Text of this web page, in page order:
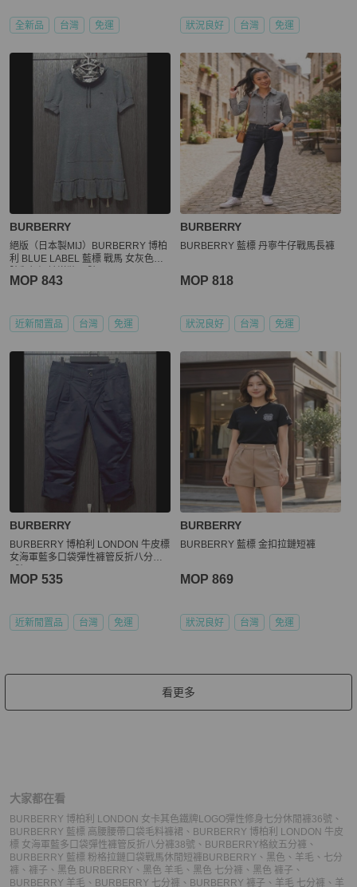
全新品 台灣 免運 狀況良好 台灣 免運
BURBERRY
絕版（日本製MIJ）BURBERRY 博柏
利 BLUE LABEL 藍標 戰馬 女灰色圍
MOP 843
近新閒置品 台灣 免運
BURBERRY
BURBERRY 藍標 丹寧牛仔戰馬長褲
MOP 818
狀況良好 台灣 免運
BURBERRY
BURBERRY 博柏利 LONDON 牛皮標
女海軍藍多口袋彈性褲管反折八分褲3
MOP 535
近新閒置品 台灣 免運
BURBERRY
BURBERRY 藍標 金扣拉鏈短褲
MOP 869
狀況良好 台灣 免運
看更多
大家都在看
BURBERRY 博柏利 LONDON 女卡其色鐵牌LOGO彈性修身七分休閒褲36號 、
BURBERRY 藍標 高腰腰帶口袋毛料褲裙 、 BURBERRY 博柏利 LONDON 牛皮
標 女海軍藍多口袋彈性褲管反折八分褲38號 、 BURBERRY格紋五分褲 、
BURBERRY 藍標 粉格拉鏈口袋戰馬休閒短褲BURBERRY 、 黑色 、 羊毛 、 七分
褲 、 褲子 、 黑色 BURBERRY 、 黑色 羊毛 、 黑色 七分褲 、 黑色 褲子 、
BURBERRY 羊毛 、 BURBERRY 七分褲 、 BURBERRY 褲子 、 羊毛 七分褲 、 羊